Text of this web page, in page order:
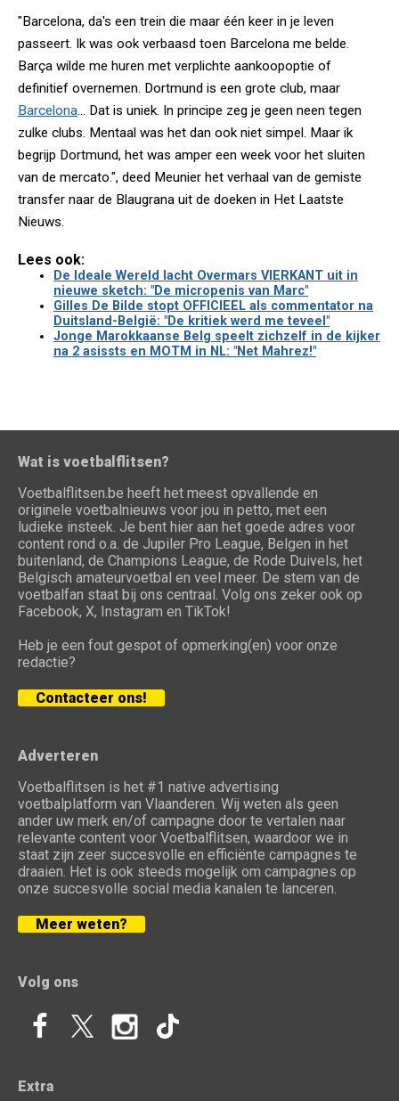
"Barcelona, da's een trein die maar één keer in je leven
passeert. Ik was ook verbaasd toen Barcelona me belde.
Barça wilde me huren met verplichte aankoopoptie of
definitief overnemen. Dortmund is een grote club, maar
Barcelona... Dat is uniek. In principe zeg je geen neen tegen
zulke clubs. Mentaal was het dan ook niet simpel. Maar ik
begrijp Dortmund, het was amper een week voor het sluiten
van de mercato.", deed Meunier het verhaal van de gemiste
transfer naar de Blaugrana uit de doeken in Het Laatste
Nieuws.
Lees ook:
De Ideale Wereld lacht Overmars VIERKANT uit in
nieuwe sketch: "De micropenis van Marc"
Gilles De Bilde stopt OFFICIEEL als commentator na
Duitsland-België: "De kritiek werd me teveel"
Jonge Marokkaanse Belg speelt zichzelf in de kijker
na 2 asissts en MOTM in NL: "Net Mahrez!"
Wat is voetbalflitsen?
Voetbalflitsen.be heeft het meest opvallende en
originele voetbalnieuws voor jou in petto, met een
ludieke insteek. Je bent hier aan het goede adres voor
content rond o.a. de Jupiler Pro League, Belgen in het
buitenland, de Champions League, de Rode Duivels, het
Belgisch amateurvoetbal en veel meer. De stem van de
voetbalfan staat bij ons centraal. Volg ons zeker ook op
Facebook, X, Instagram en TikTok!
Heb je een fout gespot of opmerking(en) voor onze
redactie?
Contacteer ons!
Adverteren
Voetbalflitsen is het #1 native advertising
voetbalplatform van Vlaanderen. Wij weten als geen
ander uw merk en/of campagne door te vertalen naar
relevante content voor Voetbalflitsen, waardoor we in
staat zijn zeer succesvolle en efficiënte campagnes te
draaien. Het is ook steeds mogelijk om campagnes op
onze succesvolle social media kanalen te lanceren.
Meer weten?
Volg ons
Extra